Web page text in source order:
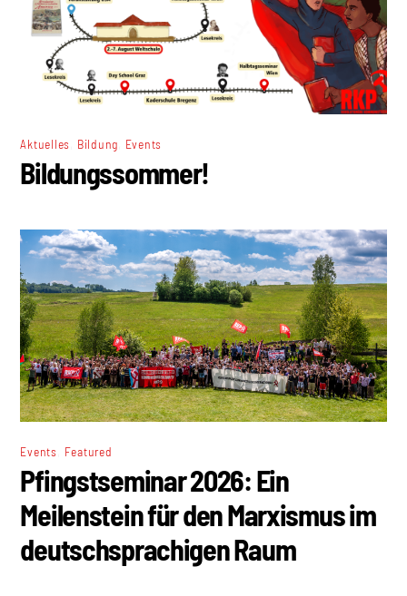
Aktuelles Bildung Events
Bildungssommer!
Events Featured
Pfingstseminar 2026: Ein
Meilenstein für den Marxismus im
deutschsprachigen Raum